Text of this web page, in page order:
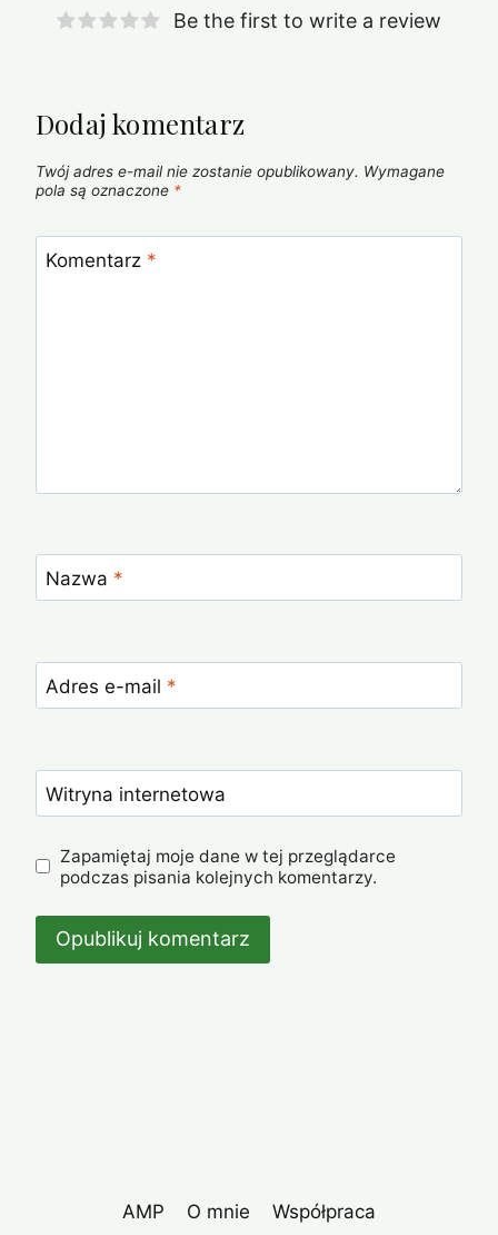
Be the first to write a review
Dodaj komentarz
Twój adres e-mail nie zostanie opublikowany. Wymagane
pola są oznaczone *
Komentarz *
Nazwa *
Adres e-mail *
Witryna internetowa
Zapamiętaj moje dane w tej przeglądarce
podczas pisania kolejnych komentarzy.
AMP O mnie Współpraca